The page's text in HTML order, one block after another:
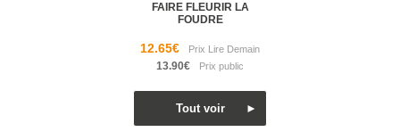
FAIRE FLEURIR LA
FOUDRE
12.65€
13.90€